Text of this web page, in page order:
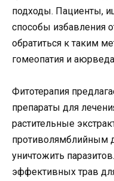
подходы. Пациенты,
способы избавления
обратиться к таким
гомеопатия и
Фитотерапия
препараты для
растительные
противолямблийным
уничтожить
эффективных трав